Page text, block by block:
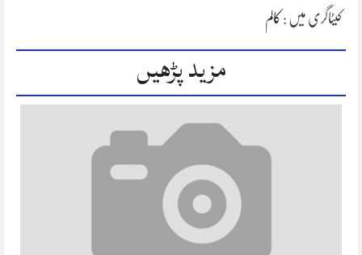
کیٹاگری میں : کالم
مزید پڑھیں